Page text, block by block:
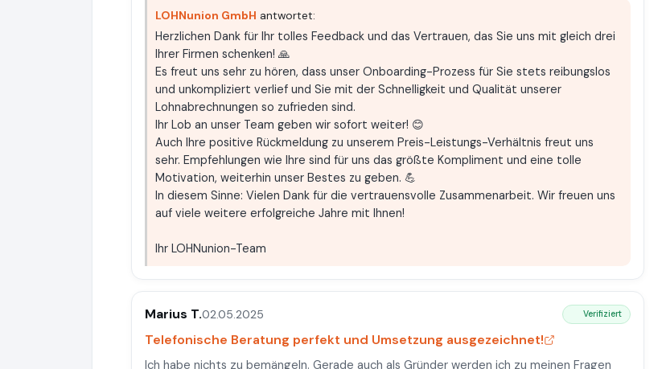
LOHNunion GmbH antwortet:
Herzlichen Dank für Ihr tolles Feedback und das Vertrauen, das Sie uns mit gleich drei
Ihrer Firmen schenken! 🙏
Es freut uns sehr zu hören, dass unser Onboarding-Prozess für Sie stets reibungslos
und unkompliziert verlief und Sie mit der Schnelligkeit und Qualität unserer
Lohnabrechnungen so zufrieden sind.
Ihr Lob an unser Team geben wir sofort weiter! 😊
Auch Ihre positive Rückmeldung zu unserem Preis-Leistungs-Verhältnis freut uns
sehr. Empfehlungen wie Ihre sind für uns das größte Kompliment und eine tolle
Motivation, weiterhin unser Bestes zu geben. 💪
In diesem Sinne: Vielen Dank für die vertrauensvolle Zusammenarbeit. Wir freuen uns
auf viele weitere erfolgreiche Jahre mit Ihnen!
Ihr LOHNunion-Team
Marius T.02.05.2025 Verifiziert
Telefonische Beratung perfekt und Umsetzung ausgezeichnet!
Ich habe nichts zu bemängeln. Gerade auch als Gründer werden ich zu meinen Fragen